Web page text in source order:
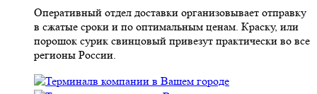
Оперативный отдел доставки организовывает отправку
в сжатые сроки и по оптимальным ценам. Краску, или
порошок сурик свинцовый привезут практически во все
регионы России.